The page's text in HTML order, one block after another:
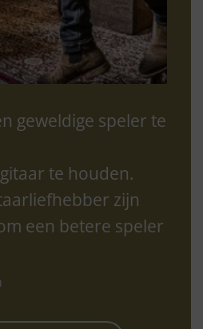
geweldige speler te
te houden.
zijn
een betere speler